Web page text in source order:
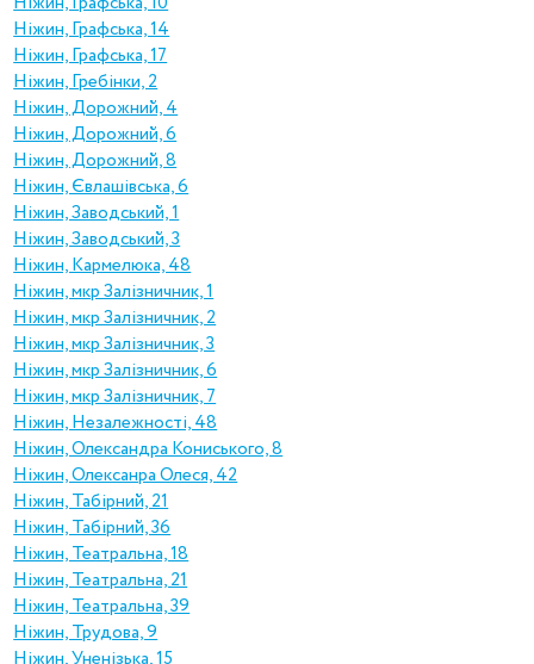
Ніжин, Графська, 14
Ніжин, Графська, 17
Ніжин, Гребінки, 2
Ніжин, Дорожний, 4
Ніжин, Дорожний, 6
Ніжин, Дорожний, 8
Ніжин, Євлашівська, 6
Ніжин, Заводський, 1
Ніжин, Заводський, 3
Ніжин, Кармелюка, 48
Ніжин, мкр Залізничник, 1
Ніжин, мкр Залізничник, 2
Ніжин, мкр Залізничник, 3
Ніжин, мкр Залізничник, 6
Ніжин, мкр Залізничник, 7
Ніжин, Незалежності, 48
Ніжин, Олександра Кониського, 8
Ніжин, Олексанра Олеся, 42
Ніжин, Табірний, 21
Ніжин, Табірний, 36
Ніжин, Театральна, 18
Ніжин, Театральна, 21
Ніжин, Театральна, 39
Ніжин, Трудова, 9